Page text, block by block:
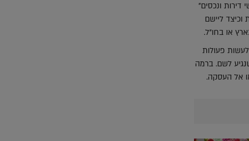
דירות ונכסים"
ליישם
או בחו"ל.
פעולות
לשם. ברמה
אל העסקה.